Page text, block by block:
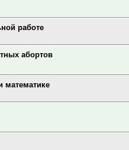
работе
абортов
математике